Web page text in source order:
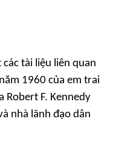
tài liệu liên quan
1960 của em trai
Robert F. Kennedy
nhà lãnh đạo dân